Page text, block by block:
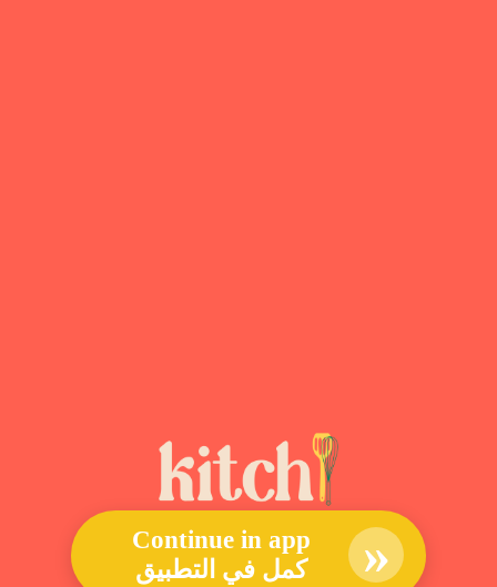
Continue in app
كمل في التطبيق
»